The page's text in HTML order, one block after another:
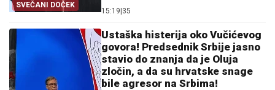
SVEČANI DOČEK
15:19 35
Ustaška histerija oko Vučićevog
govora! Predsednik Srbije jasno
stavio do znanja da je Oluja
zločin, a da su hrvatske snage
bile agresor na Srbima!